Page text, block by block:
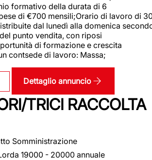
formativo della durata di 6
di €700 mensili;Orario di lavoro di
dal lunedì alla domenica
punto vendita, con riposi
di formazione e crescita
contsede di lavoro: Massa;
Dettaglio annuncio
TRICI RACCOLTA
Somministrazione
19000 - 20000 annuale